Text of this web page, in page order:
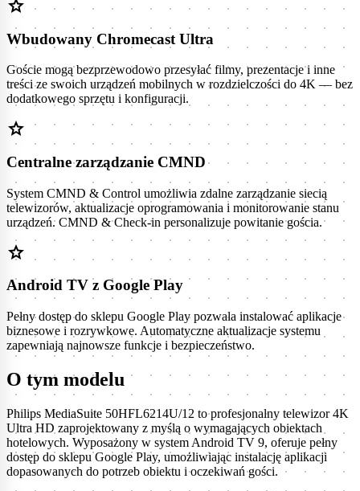
star
Wbudowany Chromecast Ultra
Goście mogą bezprzewodowo przesyłać filmy, prezentacje i inne
treści ze swoich urządzeń mobilnych w rozdzielczości do 4K — bez
dodatkowego sprzętu i konfiguracji.
star
Centralne zarządzanie CMND
System CMND & Control umożliwia zdalne zarządzanie siecią
telewizorów, aktualizacje oprogramowania i monitorowanie stanu
urządzeń. CMND & Check-in personalizuje powitanie gościa.
star
Android TV z Google Play
Pełny dostęp do sklepu Google Play pozwala instalować aplikacje
biznesowe i rozrywkowe. Automatyczne aktualizacje systemu
zapewniają najnowsze funkcje i bezpieczeństwo.
O tym modelu
Philips MediaSuite 50HFL6214U/12 to profesjonalny telewizor 4K
Ultra HD zaprojektowany z myślą o wymagających obiektach
hotelowych. Wyposażony w system Android TV 9, oferuje pełny
dostęp do sklepu Google Play, umożliwiając instalację aplikacji
dopasowanych do potrzeb obiektu i oczekiwań gości.